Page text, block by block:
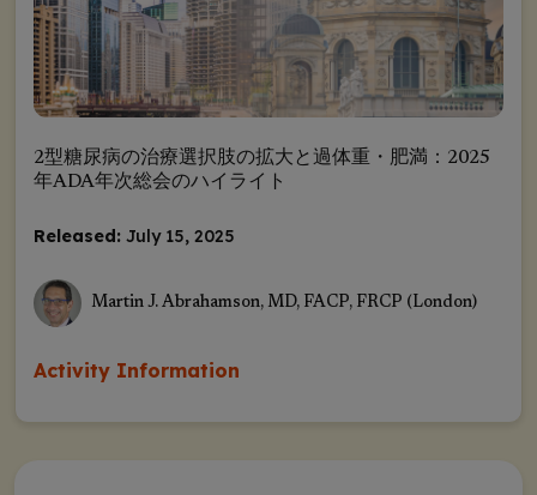
2型糖尿病の治療選択肢の拡大と過体重・肥満：2025
年ADA年次総会のハイライト
Released: July 15, 2025
Martin J. Abrahamson, MD, FACP, FRCP (London)
Activity Information